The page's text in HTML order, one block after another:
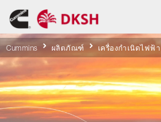
Cummins ผลิตภัณฑ์ เครื่องกำเนิดไฟฟ้